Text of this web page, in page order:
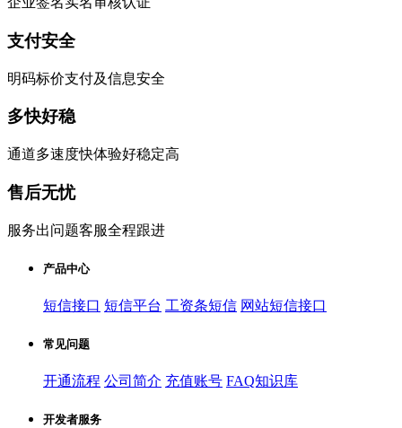
支付安全
明码标价支付及信息安全
多快好稳
通道多速度快体验好稳定高
售后无忧
服务出问题客服全程跟进
产品中心
短信接口 短信平台 工资条短信 网站短信接口
常见问题
开通流程 公司简介 充值账号 FAQ知识库
开发者服务